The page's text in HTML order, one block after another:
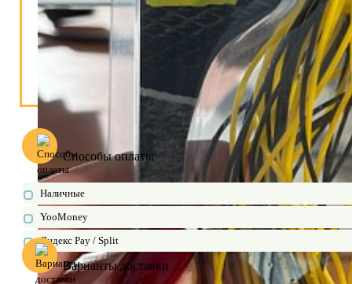
Способы оплаты
Наличные
YooMoney
Яндекс Pay / Split
Варианты доставки